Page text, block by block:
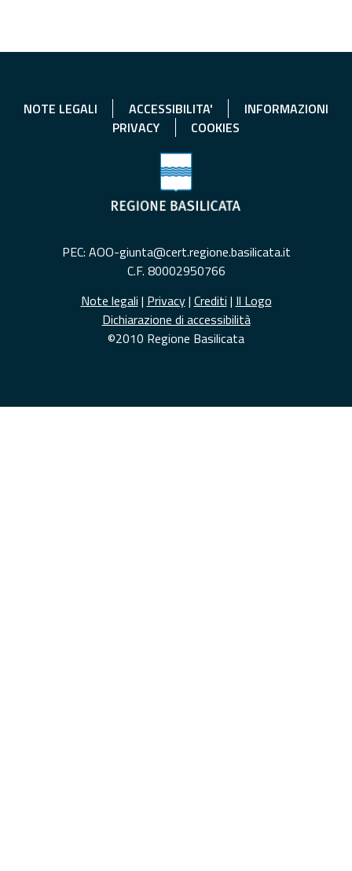
NOTE LEGALI ACCESSIBILITA'
INFORMAZIONI
PRIVACY
COOKIES
PEC: AOO-giunta@cert.regione.basilicata.it
C.F. 80002950766
Note legali | Privacy| Crediti | Il Logo
Dichiarazione di accessibilità
©2010 Regione Basilicata